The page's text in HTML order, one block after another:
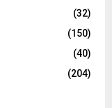
(32)
(150)
(40)
(204)